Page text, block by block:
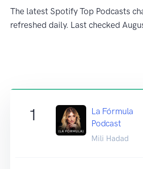
The latest Spotify Top Podcasts
refreshed daily. Last checked
1
La Fórmula
Podcast
Mili Hadad